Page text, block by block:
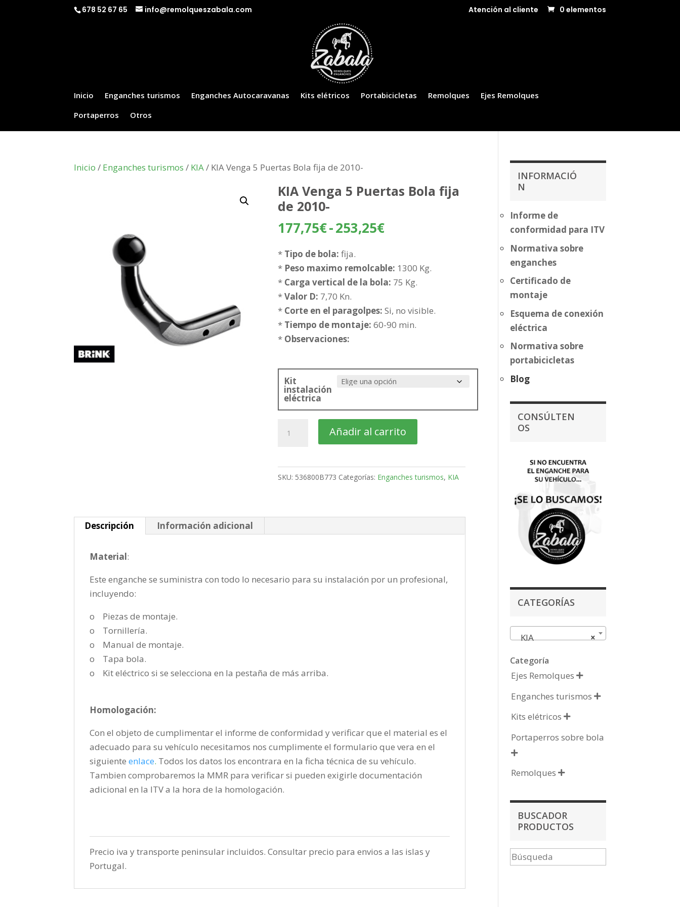
678 52 67 65 info@remolqueszabala.com Atención al cliente 0 elementos
Inicio Enganches turismos Enganches Autocaravanas Kits elétricos Portabicicletas Remolques
Ejes Remolques
Portaperros
Otros
Inicio / Enganches turismos / KIA/ KIA Venga 5 Puertas Bola fija de 2010-
KIA Venga 5 Puertas Bola fija
de 2010-
177,75€-253,25€Rango
desde
177,75€
253,25€
* Tipo de bola: fija.
* Peso maximo remolcable: 1300 Kg.
* Carga vertical de la bola: 75 Kg.
*Valor D: 7,70 Kn.
* Corte en el paragolpes: Si, no visible.
* Tiempo de montaje: 60-90 min.
* Observaciones:
Kit
instalación
eléctrica
Venga
Puertas
Bola
Añadir al carrito
SKU: 536800B773 Categorías: Enganches turismos, KIA
Descripción Información adicional
Material:
Este enganche se suministra con todo lo necesario para su instalación por un profesional,
incluyendo:
o Piezas de montaje.
o Tornillería.
o Manual de montaje.
o Tapa bola.
o Kit eléctrico si se selecciona en la pestaña de más arriba.
Homologación:
Con el objeto de cumplimentar el informe de conformidad y verificar que el material es el
adecuado para su vehículo necesitamos nos cumplimente el formulario que vera en el
siguienteenlace. Todos los datos los encontrara en la ficha técnica de su vehículo.
Tambien comprobaremos la MMR para verificar si pueden exigirle documentación
adicional en la ITV a la hora de la homologación.
Precio iva y transporte peninsular incluidos. Consultar precio para envios a las islas y
Portugal.
INFORMACIÓ
N
Informe de
conformidad para ITV
Normativa sobre
enganches
Certificado de
montaje
Esquema de conexión
eléctrica
Normativa sobre
portabicicletas
Blog
CONSÚLTEN
OS
CATEGORÍAS
×
KIA
Categoría
Ejes Remolques 
Enganches turismos 
Kits elétricos 
Portaperros sobre bola

Remolques 
BUSCADOR
PRODUCTOS